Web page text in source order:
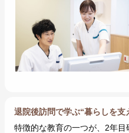
退院後訪問で学ぶ“暮らしを支
特徴的な教育の一つが、2年目